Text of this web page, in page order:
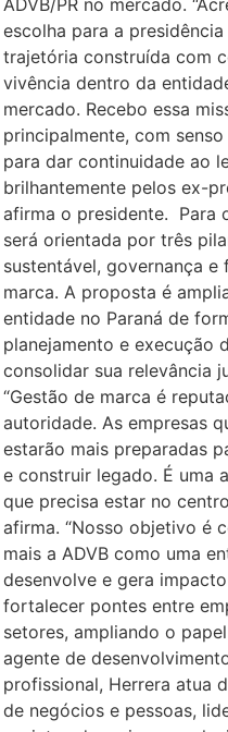
ADVB/PR no mercado.
escolha para a
trajetória construída com
vivência dentro da
mercado. Recebo essa
principalmente, com
para dar continuidade ao
brilhantemente pelos ex-
afirma o presidente. Para
será orientada por três
sustentável, governança
marca. A proposta é
entidade no Paraná de
planejamento e execução
consolidar sua relevância
“Gestão de marca é
autoridade. As empresas
estarão mais preparadas
e construir legado. É uma
que precisa estar no
afirma. “Nosso objetivo é
mais a ADVB como uma
desenvolve e gera
fortalecer pontes entre
setores, ampliando o
agente de
profissional, Herrera atua
de negócios e pessoas,